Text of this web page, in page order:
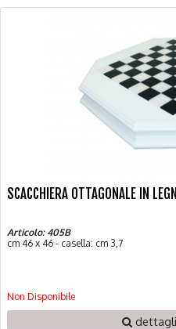
SCACCHIERA OTTAGONALE IN
Articolo: 405B
cm 46 x 46 - casella: cm 3,7
Non Disponibile